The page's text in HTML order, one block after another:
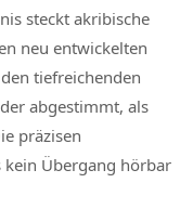
steckt akribische
neu entwickelten
tiefreichenden
abgestimmt, als
präzisen
kein Übergang hörbar